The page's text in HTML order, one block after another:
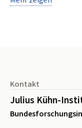
Kontakt
Julius Kühn-